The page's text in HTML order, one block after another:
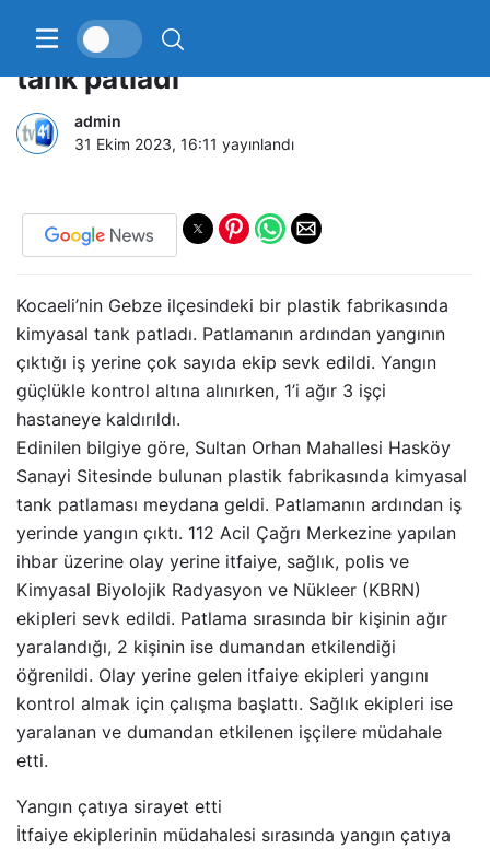
Plastik fabrikasında kimyasal
tank patladı
admin
31 Ekim 2023, 16:11 yayınlandı
Kocaeli’nin Gebze ilçesindeki bir plastik fabrikasında
kimyasal tank patladı. Patlamanın ardından yangının
çıktığı iş yerine çok sayıda ekip sevk edildi. Yangın
güçlükle kontrol altına alınırken, 1’i ağır 3 işçi
hastaneye kaldırıldı.
Edinilen bilgiye göre, Sultan Orhan Mahallesi Hasköy
Sanayi Sitesinde bulunan plastik fabrikasında kimyasal
tank patlaması meydana geldi. Patlamanın ardından iş
yerinde yangın çıktı. 112 Acil Çağrı Merkezine yapılan
ihbar üzerine olay yerine itfaiye, sağlık, polis ve
Kimyasal Biyolojik Radyasyon ve Nükleer (KBRN)
ekipleri sevk edildi. Patlama sırasında bir kişinin ağır
yaralandığı, 2 kişinin ise dumandan etkilendiği
öğrenildi. Olay yerine gelen itfaiye ekipleri yangını
kontrol almak için çalışma başlattı. Sağlık ekipleri ise
yaralanan ve dumandan etkilenen işçilere müdahale
etti.
Yangın çatıya sirayet etti
İtfaiye ekiplerinin müdahalesi sırasında yangın çatıya